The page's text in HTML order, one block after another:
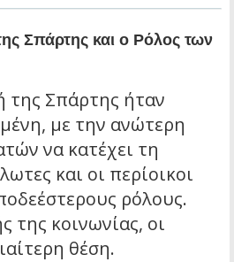
Σπάρτης και ο Ρόλος των
της Σπάρτης ήταν
με την ανώτερη
να κατέχει τη
και οι περίοικοι
ρόλους.
της κοινωνίας, οι
θέση.